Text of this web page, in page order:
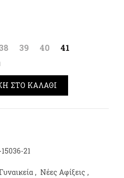
39 40 41
Sandals Ασημί ποσότητα
ΣΤΟ ΚΑΛΆΘΙ
21
Γυναικεία , Νέες Αφίξεις ,